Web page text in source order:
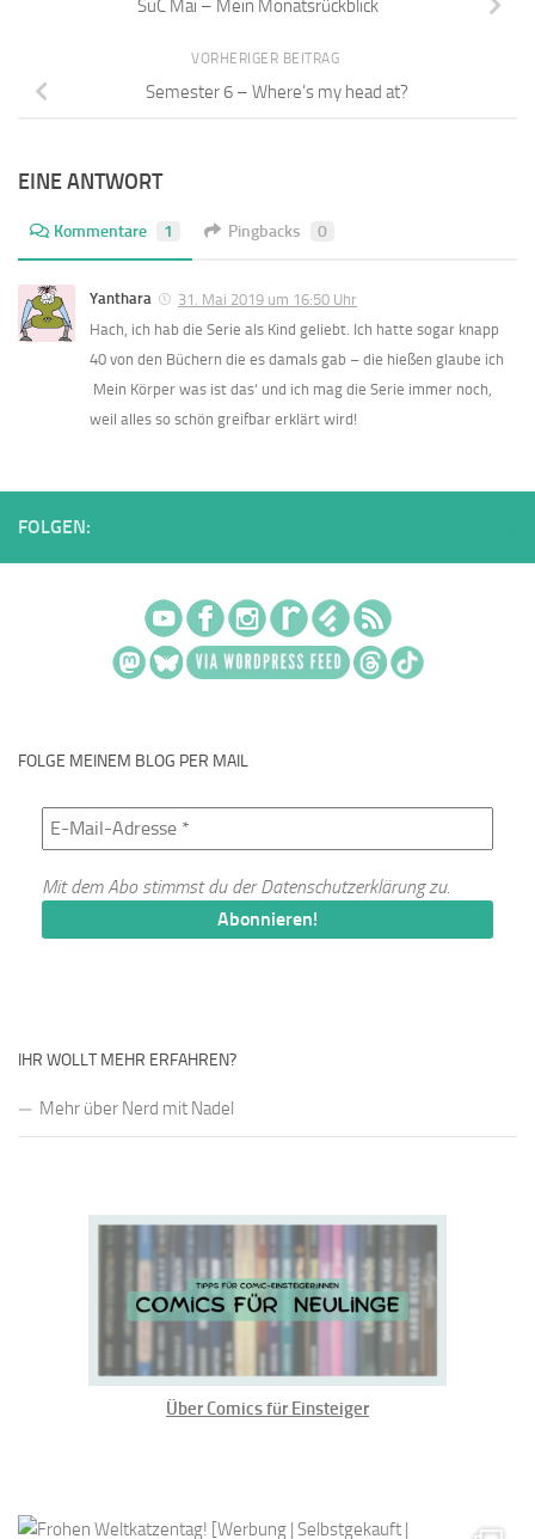
SuC Mai – Mein Monatsrückblick
VORHERIGER BEITRAG
Semester 6 – Where’s my head at?
EINE ANTWORT
Kommentare 1 Pingbacks 0
Yanthara
31. Mai 2019 um 16:50 Uhr
Hach, ich hab die Serie als Kind geliebt. Ich hatte sogar knapp
40 von den Büchern die es damals gab – die hießen glaube ich
‚Mein Körper was ist das‘ und ich mag die Serie immer noch,
weil alles so schön greifbar erklärt wird!
FOLGEN:
FOLGE MEINEM BLOG PER MAIL
Mit dem Abo stimmst du derDatenschutzerklärungzu.
IHR WOLLT MEHR ERFAHREN?
Mehr über Nerd mit Nadel
Über Comics für Einsteiger